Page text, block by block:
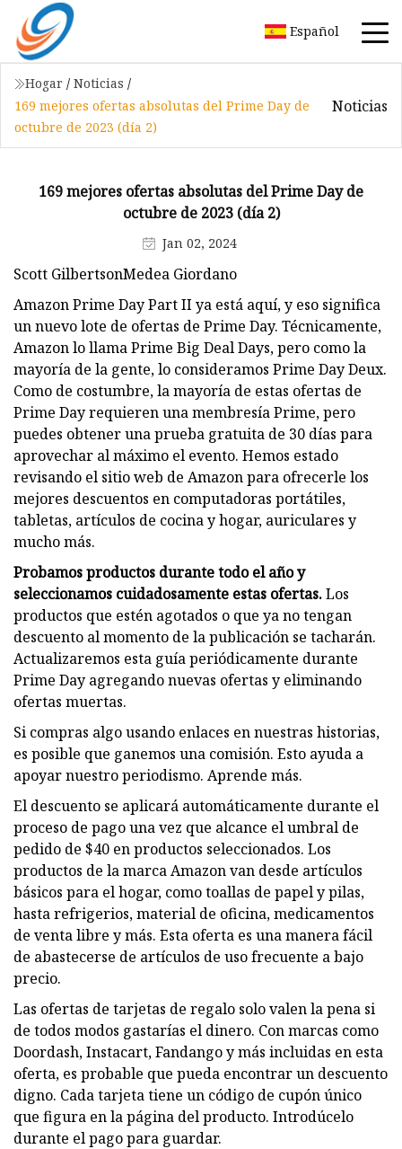
Español
Hogar / Noticias /
169 mejores ofertas absolutas del Prime Day de
octubre de 2023 (día 2)
Noticias
169 mejores ofertas absolutas del Prime Day de
octubre de 2023 (día 2)
Jan 02, 2024
Scott GilbertsonMedea Giordano
Amazon Prime Day Part II ya está aquí, y eso significa
un nuevo lote de ofertas de Prime Day. Técnicamente,
Amazon lo llama Prime Big Deal Days, pero como la
mayoría de la gente, lo consideramos Prime Day Deux.
Como de costumbre, la mayoría de estas ofertas de
Prime Day requieren una membresía Prime, pero
puedes obtener una prueba gratuita de 30 días para
aprovechar al máximo el evento. Hemos estado
revisando el sitio web de Amazon para ofrecerle los
mejores descuentos en computadoras portátiles,
tabletas, artículos de cocina y hogar, auriculares y
mucho más.
Probamos productos durante todo el año y
seleccionamos cuidadosamente estas ofertas.Los
productos que estén agotados o que ya no tengan
descuento al momento de la publicación se tacharán.
Actualizaremos esta guía periódicamente durante
Prime Day agregando nuevas ofertas y eliminando
ofertas muertas.
Si compras algo usando enlaces en nuestras historias,
es posible que ganemos una comisión. Esto ayuda a
apoyar nuestro periodismo. Aprende más.
El descuento se aplicará automáticamente durante el
proceso de pago una vez que alcance el umbral de
pedido de $40 en productos seleccionados. Los
productos de la marca Amazon van desde artículos
básicos para el hogar, como toallas de papel y pilas,
hasta refrigerios, material de oficina, medicamentos
de venta libre y más. Esta oferta es una manera fácil
de abastecerse de artículos de uso frecuente a bajo
precio.
Las ofertas de tarjetas de regalo solo valen la pena si
de todos modos gastarías el dinero. Con marcas como
Doordash, Instacart, Fandango y más incluidas en esta
oferta, es probable que pueda encontrar un descuento
digno. Cada tarjeta tiene un código de cupón único
que figura en la página del producto. Introdúcelo
durante el pago para guardar.